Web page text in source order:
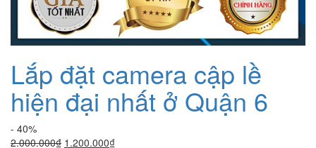
Lắp đặt camera cập lề
hiện đại nhất ở Quận 6
- 40%
2.000.000₫ Giá
1.200.000₫Giá